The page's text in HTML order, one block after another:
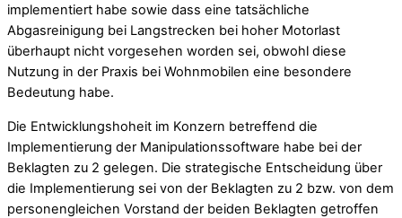
implementiert habe sowie dass eine tatsächliche
Abgasreinigung bei Langstrecken bei hoher Motorlast
überhaupt nicht vorgesehen worden sei, obwohl diese
Nutzung in der Praxis bei Wohnmobilen eine besondere
Bedeutung habe.
Die Entwicklungshoheit im Konzern betreffend die
Implementierung der Manipulationssoftware habe bei der
Beklagten zu 2 gelegen. Die strategische Entscheidung über
die Implementierung sei von der Beklagten zu 2 bzw. von dem
personengleichen Vorstand der beiden Beklagten getroffen